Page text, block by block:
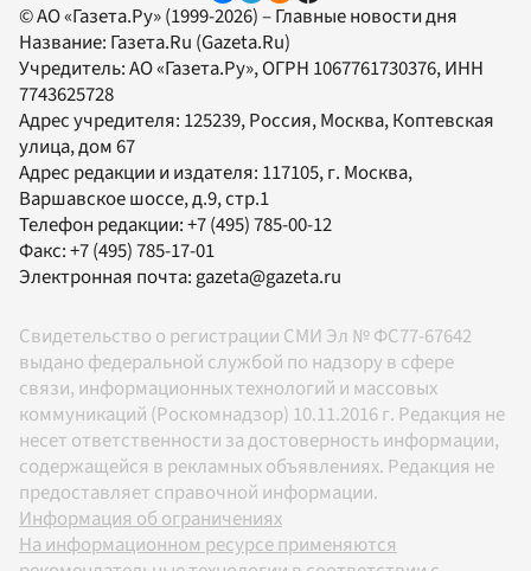
© АО «Газета.Ру» (1999-2026) – Главные новости дня
Название: Газета.Ru (Gazeta.Ru)
Учредитель:АО «Газета.Ру», ОГРН 1067761730376, ИНН
7743625728
Адрес учредителя: 125239, Россия, Москва, Коптевская
улица, дом 67
Адрес редакции и издателя: 117105, г. Москва,
Варшавское шоссе, д.9, стр.1
Телефон редакции:+7 (495) 785-00-12
Факс:+7 (495) 785-17-01
Электронная почта: gazeta@gazeta.ru
Свидетельство о регистрации СМИ Эл № ФС77-67642
выдано федеральной службой по надзору в сфере
связи, информационных технологий и массовых
коммуникаций (Роскомнадзор) 10.11.2016 г. Редакция не
несет ответственности за достоверность информации,
содержащейся в рекламных объявлениях. Редакция не
предоставляет справочной информации.
Информация об ограничениях
На информационном ресурсе применяются